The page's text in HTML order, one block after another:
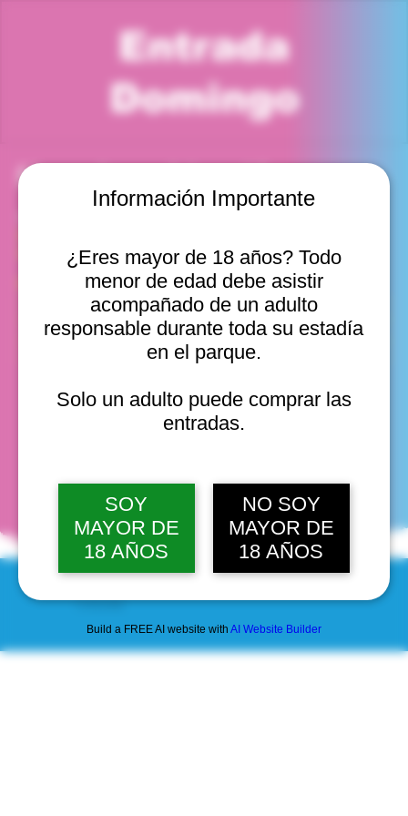
Información Importante
¿Eres mayor de 18 años? Todo
menor de edad debe asistir
acompañado de un adulto
responsable durante toda su estadía
en el parque.
Solo un adulto puede comprar las
entradas.
SOY
MAYOR DE
18 AÑOS
NO SOY
MAYOR DE
18 AÑOS
Build a FREE AI website with AI Website Builder
Entrada
Domingo
Horario y ubicación
Valparaíso, Chile
Otras fechas
dom, 09 ago, 10:00 a. m.
dom, 09 ago, 11:00 a. m.
dom, 09 ago, 12:00 p. m.
Ver 20
fechas